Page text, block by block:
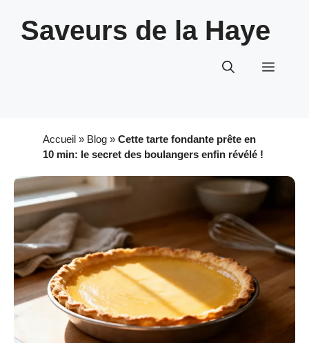
contenuSaveurs de la Haye
Menu
Accueil » Blog »Cette tarte fondante prête en
10 min: le secret des boulangers enfin révélé !